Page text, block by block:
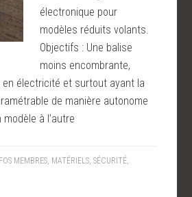
électronique pour
modèles réduits volants.
Objectifs : Une balise
moins encombrante,
en électricité et surtout ayant la
de manière autonome
à l’autre
MEMBRES, MATÉRIELS,SÉCURITÉ,